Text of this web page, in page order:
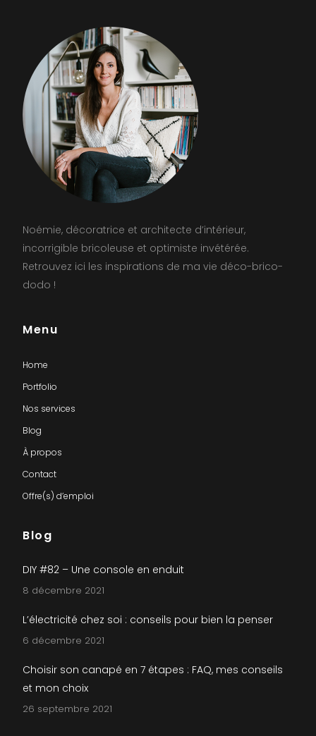
Noémie, décoratrice et architecte d’intérieur,
incorrigible bricoleuse et optimiste invétérée.
Retrouvez ici les inspirations de ma vie déco-brico-
dodo !
Menu
Home
Portfolio
Nos services
Blog
À propos
Contact
Offre(s) d’emploi
Blog
DIY #82 – Une console en enduit
8 décembre 2021
L’électricité chez soi : conseils pour bien la penser
6 décembre 2021
Choisir son canapé en 7 étapes : FAQ, mes conseils
et mon choix
26 septembre 2021